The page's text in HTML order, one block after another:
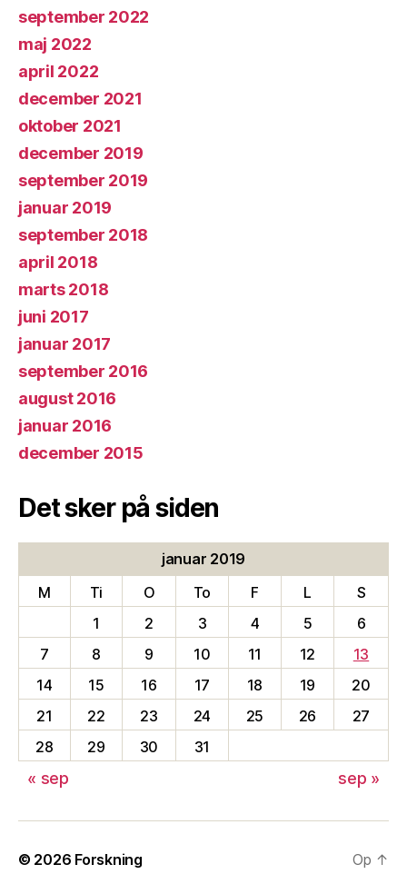
september 2022
maj 2022
april 2022
december 2021
oktober 2021
december 2019
september 2019
januar 2019
september 2018
april 2018
marts 2018
juni 2017
januar 2017
september 2016
august 2016
januar 2016
december 2015
Det sker på siden
januar 2019
M
Ti O To F L
S
1
2 3 4 5
6
7
8 9 10 11 12
13
14
15 16 17 18 19
20
21
22 23 24 25 26
27
28
29 30 31
« sep sep »
© 2026 Forskning Op ↑